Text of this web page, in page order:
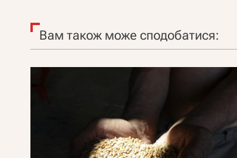
Вам також може сподобатися: